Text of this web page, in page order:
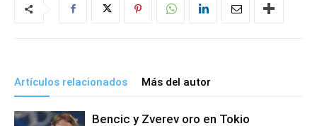
Artículos relacionados Más del autor
Bencic y Zverev oro en Tokio